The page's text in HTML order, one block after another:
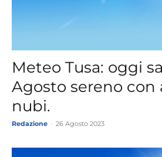
Meteo Tusa: oggi
Agosto sereno con
nubi.
Redazione 26 Agosto 2023